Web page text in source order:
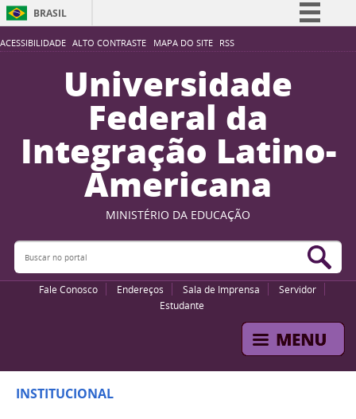
ACESSIBILIDADE ALTO CONTRASTE MAPA DO SITE RSS
BRASIL
Simplifique!
Participe
Acesso à informação
Legislação
Canais
Universidade
Federal da
Integração Latino-
Americana
MINISTÉRIO DA EDUCAÇÃO
Buscar no portal
Fale Conosco Endereços Sala de Imprensa
Servidor
Estudante
INSTITUCIONAL